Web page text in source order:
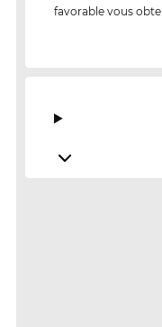
favorable vous